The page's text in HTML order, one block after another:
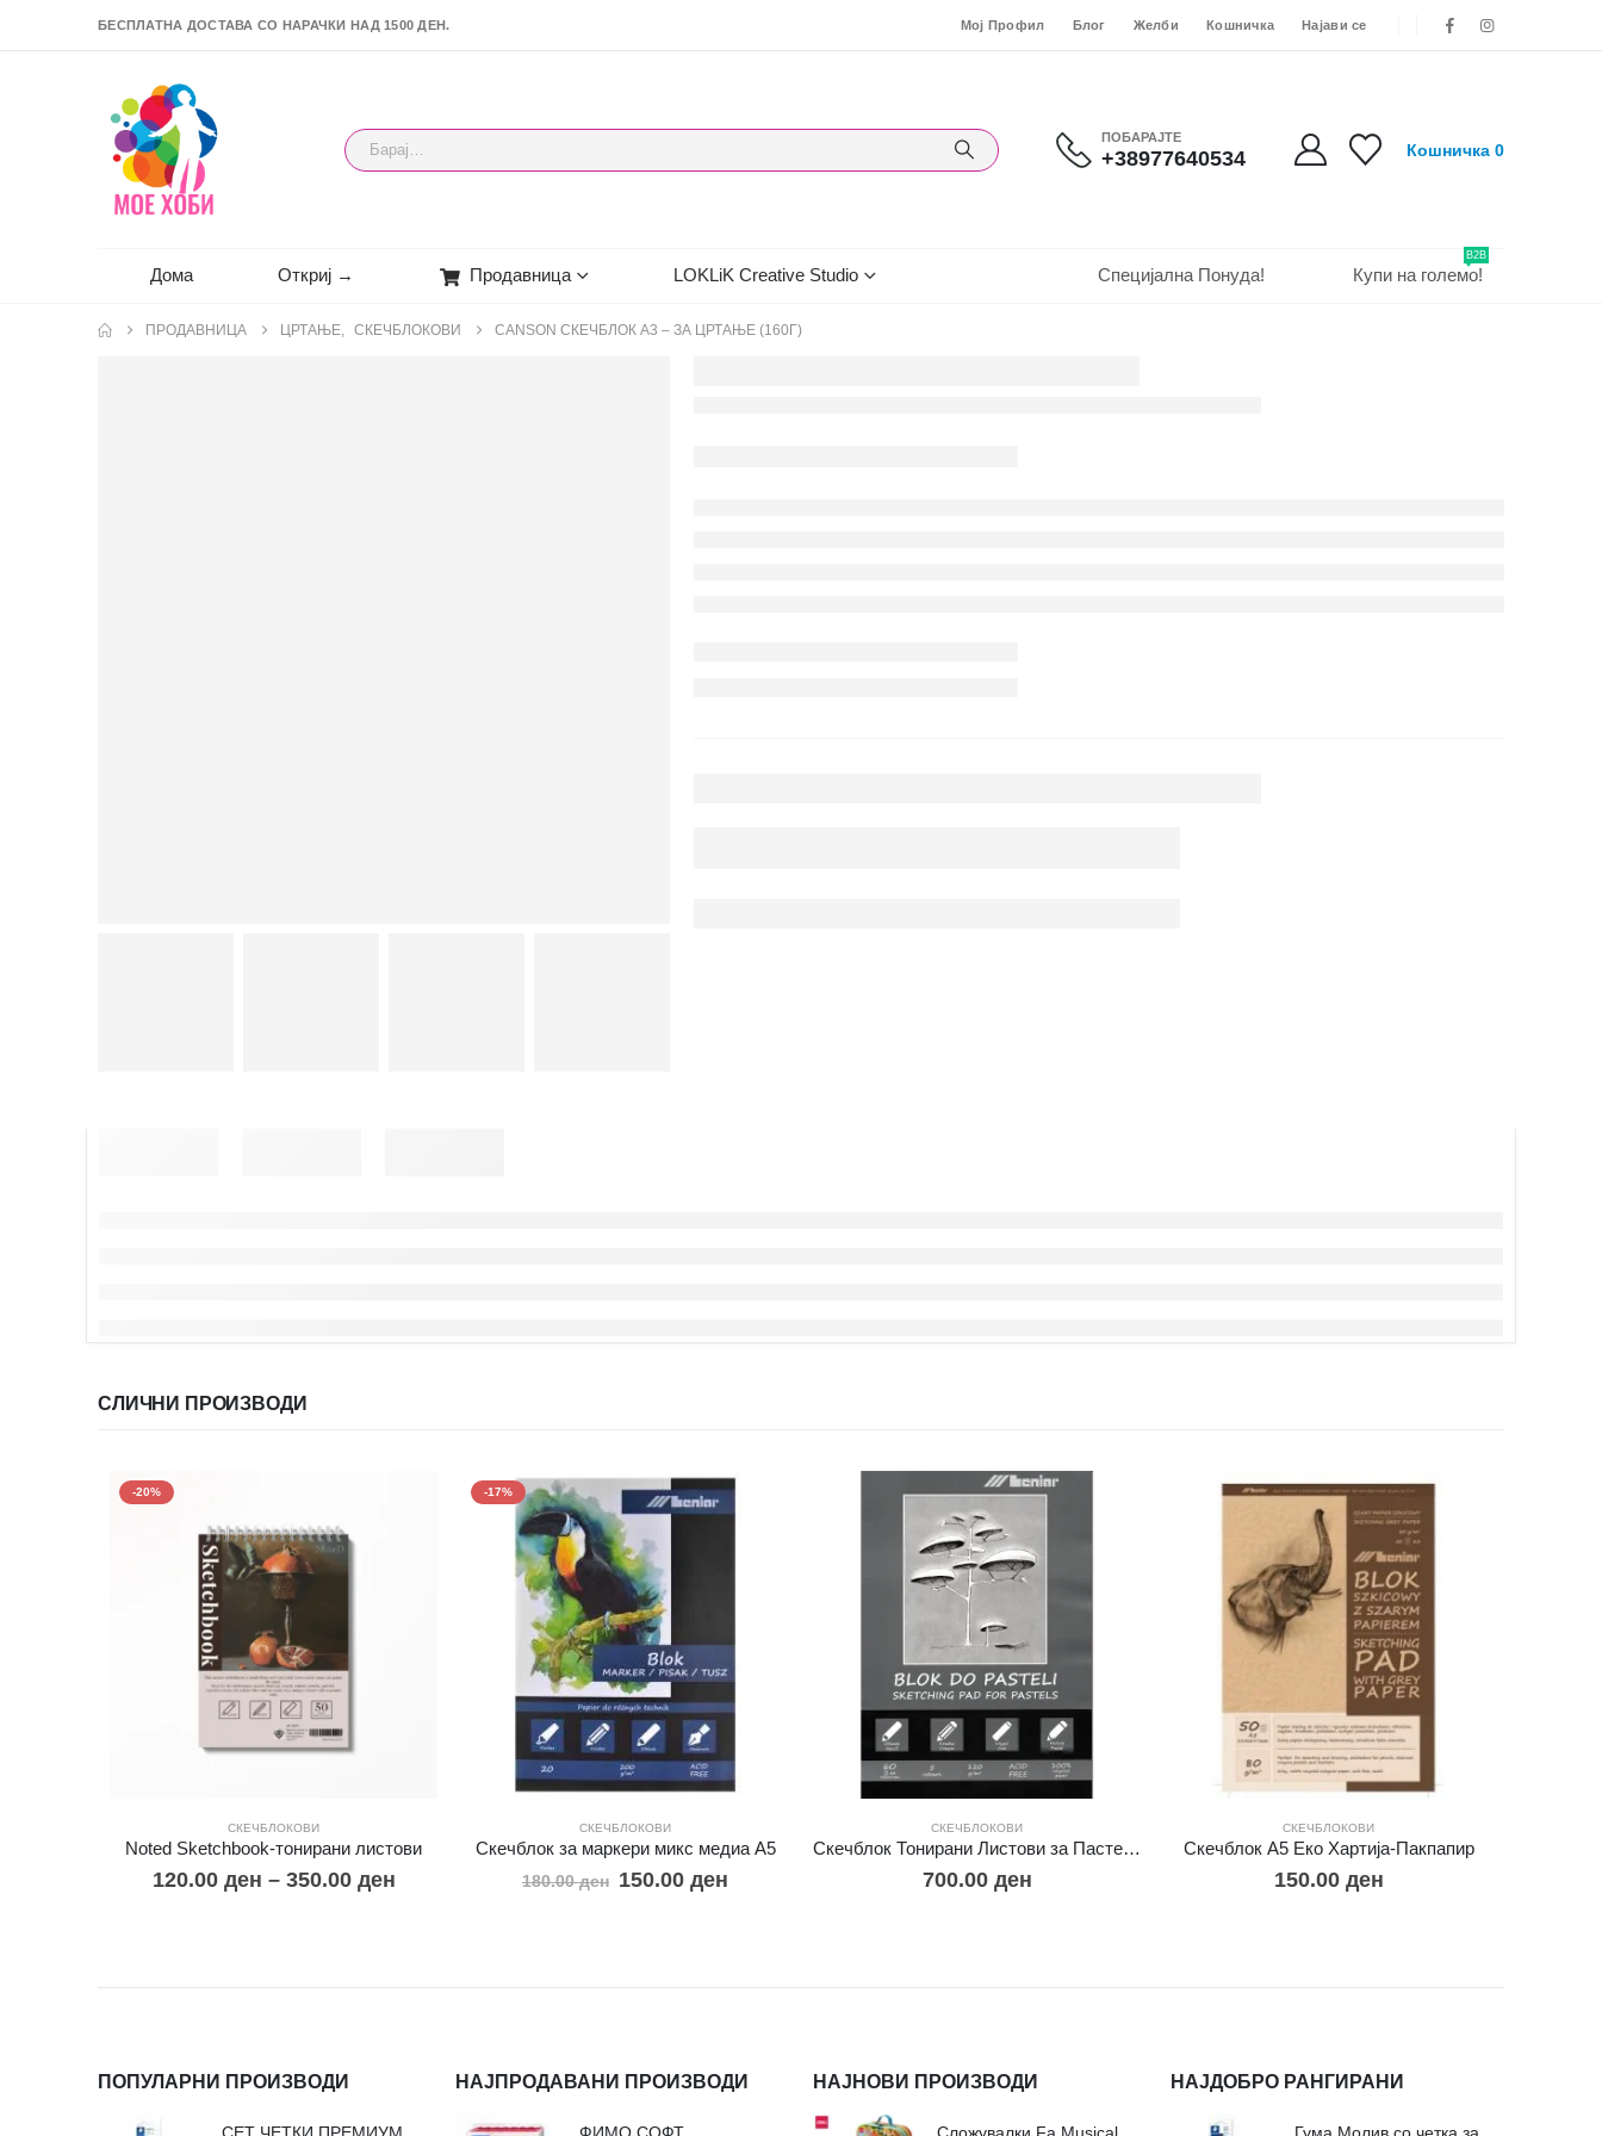
БЕСПЛАТНА ДОСТАВА СО НАРАЧКИ НАД 1500 ДЕН. Мој Профил Блог Желби Кошничка Најави се
ПОБАРАЈТЕ
+38977640534 Кошничка 0
Дома Откриј → Продавница LOKLiK Creative Studio Специјална Понуда! Купи на големо!
B2B
ПРОДАВНИЦА ЦРТАЊЕ, СКЕЧБЛОКОВИ CANSON СКЕЧБЛОК А3 – ЗА ЦРТАЊЕ (160Г)
СЛИЧНИ ПРОИЗВОДИ
-20%
СКЕЧБЛОКОВИ
Noted Sketchbook-тонирани листови
120.00 ден – 350.00 ден
-17%
СКЕЧБЛОКОВИ
Скечблок за маркери микс медиа А5
180.00ден 150.00ден
СКЕЧБЛОКОВИ
Скечблок Тонирани Листови за Пастел А4
700.00 ден
СКЕЧБЛОКОВИ
Скечблок A5 Еко Хартија-Пакпапир
150.00 ден
ПОПУЛАРНИ ПРОИЗВОДИ НАЈПРОДАВАНИ ПРОИЗВОДИ НАЈНОВИ ПРОИЗВОДИ НАЈДОБРО РАНГИРАНИ